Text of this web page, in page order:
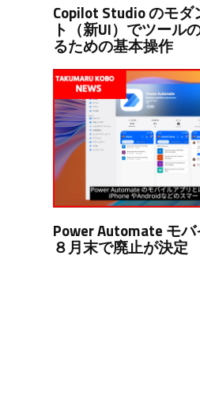
Copilot Studio のモ
ト（新UI）でツール
るための基本操作
Power Automate モ
８月末で廃止が決定